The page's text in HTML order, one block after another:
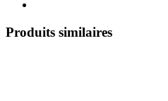
Produits similaires